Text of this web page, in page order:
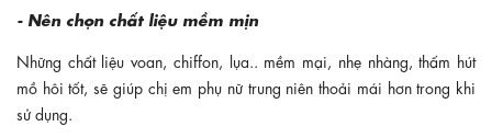
- Nên chọn chất liệu mềm mịn
Những chất liệu voan, chiffon, lụa.. mềm mại, nhẹ nhàng, thấm hút
mồ hôi tốt, sẽ giúp chị em phụ nữ trung niên thoải mái hơn trong khi
sử dụng.